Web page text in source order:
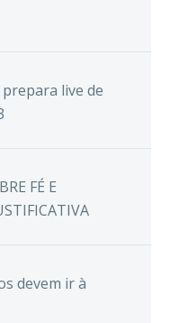
live de
FÉ E
devem ir à